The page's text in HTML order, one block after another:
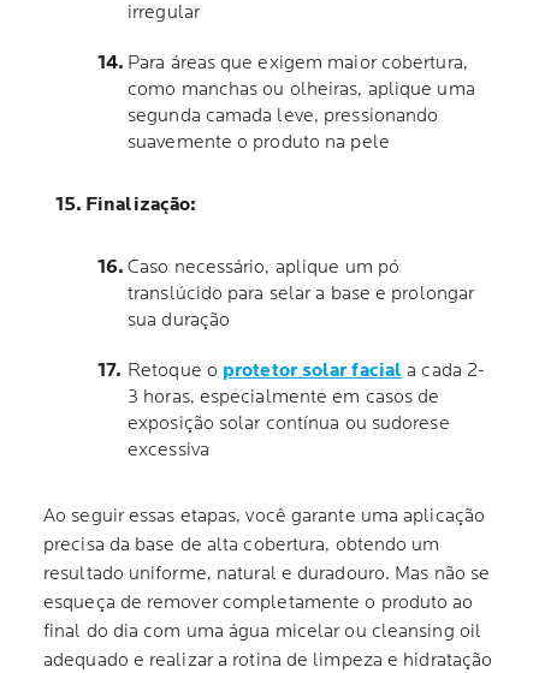
irregular
Para áreas que exigem maior cobertura,
como manchas ou olheiras, aplique uma
segunda camada leve, pressionando
suavemente o produto na pele
Finalização:
Caso necessário, aplique um pó
translúcido para selar a base e prolongar
sua duração
Retoque o protetor solar facial a cada 2-
3 horas, especialmente em casos de
exposição solar contínua ou sudorese
excessiva
Ao seguir essas etapas, você garante uma aplicação
precisa da base de alta cobertura, obtendo um
resultado uniforme, natural e duradouro. Mas não se
esqueça de remover completamente o produto ao
final do dia com uma água micelar ou cleansing oil
adequado e realizar a rotina de limpeza e hidratação